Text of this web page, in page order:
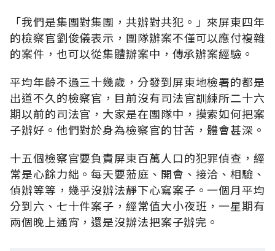
「我們是集團對集團，共辦對共犯。」來屏東四年
的檢察官劉俊儀表示，團隊辦案不僅可以應付複雜
的案件，也可以從集體辦案中，傳承辦案經驗。
平均年齡不過三十幾歲，分發到屏東地檢署的都是
出道不久的檢察官，目前沒有司法官訓練所二十六
期以前的司法官，大家是在團隊中，摸索如何把案
子辦好。他們對於身為檢察官的甘苦，體會甚深。
十五個檢察官要負責屏東百萬人口的犯罪偵查，經
常是心餘力絀。每天要蒞庭、開會、接洽、相驗、
偵辦等等，幾乎沒辦法靜下心寫案子。一個月平均
分到六、七十件案子，經常值大小夜班，一星期有
兩個晚上通宵，還是沒辦法把案子辦完。